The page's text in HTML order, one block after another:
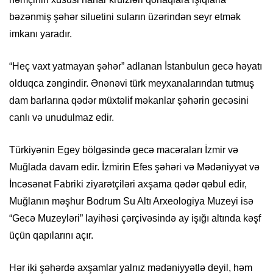
bəzənmiş şəhər siluetini suların üzərindən seyr etmək
imkanı yaradır.
“Heç vaxt yatmayan şəhər” adlanan İstanbulun gecə həyatı
olduqca zəngindir. Ənənəvi türk meyxanalarından tutmuş
dam barlarına qədər müxtəlif məkanlar şəhərin gecəsini
canlı və unudulmaz edir.
Türkiyənin Egey bölgəsində gecə macəraları İzmir və
Muğlada davam edir. İzmirin Efes şəhəri və Mədəniyyət və
İncəsənət Fabriki ziyarətçiləri axşama qədər qəbul edir,
Muğlanın məşhur Bodrum Su Altı Arxeologiya Muzeyi isə
“Gecə Muzeyləri” layihəsi çərçivəsində ay işığı altında kəşf
üçün qapılarını açır.
Hər iki şəhərdə axşamlar yalnız mədəniyyətlə deyil, həm